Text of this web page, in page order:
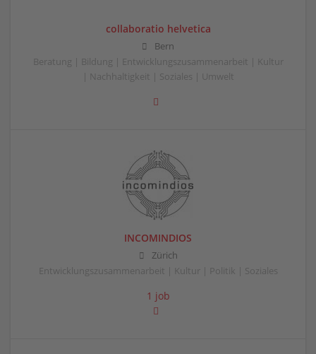
collaboratio helvetica
Bern
Beratung | Bildung | Entwicklungszusammenarbeit | Kultur
| Nachhaltigkeit | Soziales | Umwelt
INCOMINDIOS
Zürich
Entwicklungszusammenarbeit | Kultur | Politik | Soziales
1 job